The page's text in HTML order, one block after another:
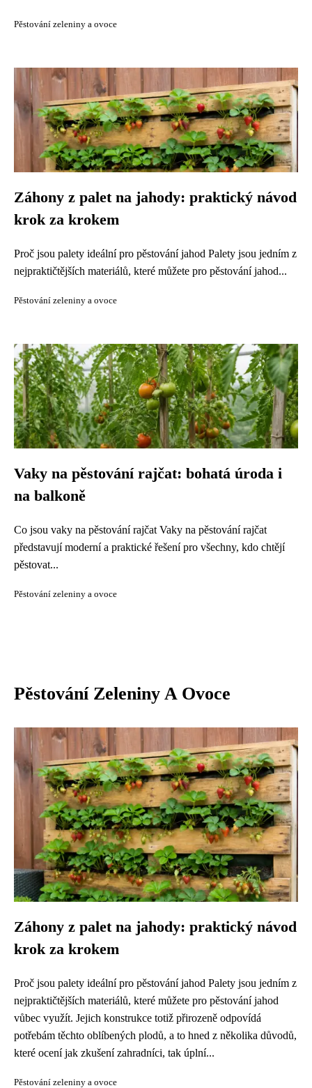
Pěstování zeleniny a ovoce
Záhony z palet na jahody: praktický návod
krok za krokem
Proč jsou palety ideální pro pěstování jahod Palety jsou jedním z
nejpraktičtějších materiálů, které můžete pro pěstování jahod...
Pěstování zeleniny a ovoce
Vaky na pěstování rajčat: bohatá úroda i
na balkoně
Co jsou vaky na pěstování rajčat Vaky na pěstování rajčat
představují moderní a praktické řešení pro všechny, kdo chtějí
pěstovat...
Pěstování zeleniny a ovoce
Pěstování Zeleniny A Ovoce
Záhony z palet na jahody: praktický návod
krok za krokem
Proč jsou palety ideální pro pěstování jahod Palety jsou jedním z
nejpraktičtějších materiálů, které můžete pro pěstování jahod
vůbec využít. Jejich konstrukce totiž přirozeně odpovídá
potřebám těchto oblíbených plodů, a to hned z několika důvodů,
které ocení jak zkušení zahradníci, tak úplní...
Pěstování zeleniny a ovoce